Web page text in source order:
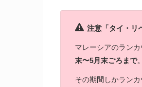
注意「タイ・リ
マレーシアのラン
末〜5月末ごろまで。
その期間しかラン